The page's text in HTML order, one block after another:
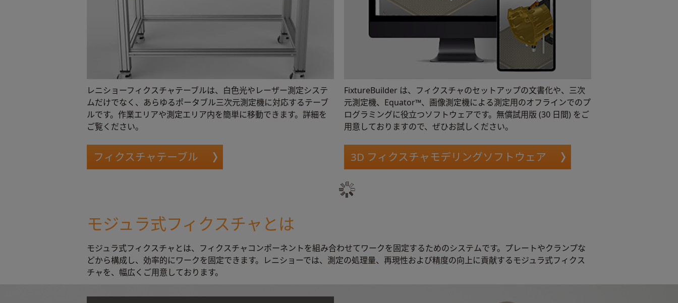
レニショーフィクスチャテーブルは、白色光やレーザー測定システ
ムだけでなく、あらゆるポータブル三次元測定機に対応するテーブ
ルです。作業エリアや測定エリア内を簡単に移動できます。詳細を
ご覧ください。
フィクスチャテーブル
FixtureBuilder は、フィクスチャのセットアップの文書化や、三次
元測定機、Equator™、画像測定機による測定用のオフラインでのプ
ログラミングに役立つソフトウェアです。無償試用版 (30 日間) をご
用意しておりますので、ぜひお試しください。
3D フィクスチャモデリングソフトウェア
モジュラ式フィクスチャとは
モジュラ式フィクスチャとは、フィクスチャコンポーネントを組み合わせてワークを固定するためのシステムです。プレートやクランプな
どから構成し、効率的にワークを固定できます。レニショーでは、測定の処理量、再現性および精度の向上に貢献するモジュラ式フィクス
チャを、幅広くご用意しております。